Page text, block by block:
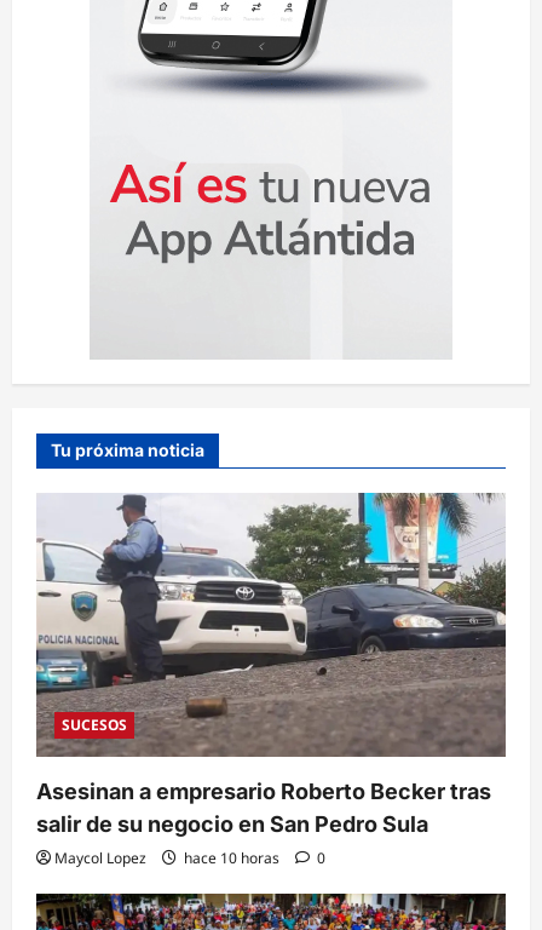
Tu próxima noticia
SUCESOS
Asesinan a empresario Roberto Becker tras
salir de su negocio en San Pedro Sula
Maycol Lopez hace 10 horas 0